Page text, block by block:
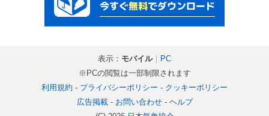
表示： モバイル｜ PC
※PCの閲覧は一部制限されます
利用規約 - プライバシーポリシー - クッキーポリシー
広告掲載- お問い合わせ- ヘルプ